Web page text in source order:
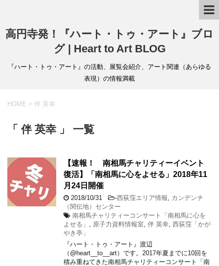
高円寺発！『ハート・トゥ・アート』ブロ
グ | Heart to Art BLOG
『ハート・トゥ・アート』の活動、展覧会紹介、アート関連（あらゆる
表現）の情報満載
HOME > 伴 英幸
「 伴 英幸 」 一覧
【速報！ 南相馬チャリティーイベント
復活】「南相馬に心をよせる」2018年11
月24日開催
2018/10/31 -西荻窪エリア情報
カンデンチ
（関伝地）センター
南相馬チャリティーコンサート「南相馬に心を
よせる」
原子力資料情報室 伴 英幸 西荻窪「かが
やき亭」
『ハート・トゥ・アート』渡辺
（@heart__to__art）です。2017年夏までに10回を
積み重ねてきた南相馬チャリティーコンサート「南